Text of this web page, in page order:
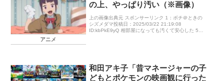
アニメ
の上、やっぱり汚い（※画像）
上の画像出典元 スポンサーリンク 1：ボチ＠ときの
シズメダマ投稿日：2025/03/22 21:19:08
ID:kbPkE9yQ 相部屋になっても汚くて安心した 5：
和田アキ子「昔マネージャーの子
どもとポケモンの映画観に行った